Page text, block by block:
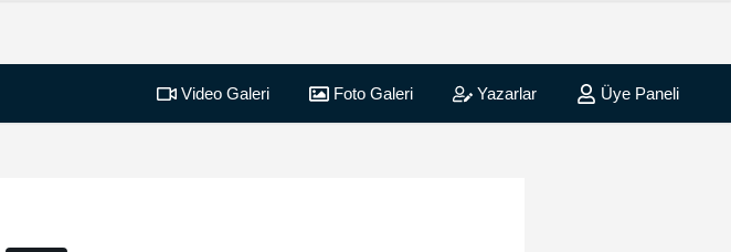
Video Galeri Foto Galeri Yazarlar Üye Paneli